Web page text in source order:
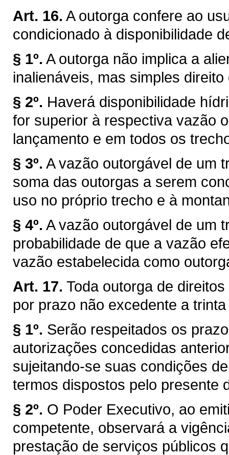
Art. 16. A outorga confere ao
condicionado à disponibilidade
§ 1º. A outorga não implica a
inalienáveis, mas simples direito
§ 2º. Haverá disponibilidade
for superior à respectiva vazão
lançamento e em todos os
§ 3º. A vazão outorgável de um
soma das outorgas a serem
uso no próprio trecho e à
§ 4º. A vazão outorgável de um
probabilidade de que a vazão
vazão estabelecida como
Art. 17. Toda outorga de
por prazo não excedente a
§ 1º. Serão respeitados os
autorizações concedidas
sujeitando-se suas condições
termos dispostos pelo presente
§ 2º. O Poder Executivo, ao
competente, observará a
prestação de serviços públicos